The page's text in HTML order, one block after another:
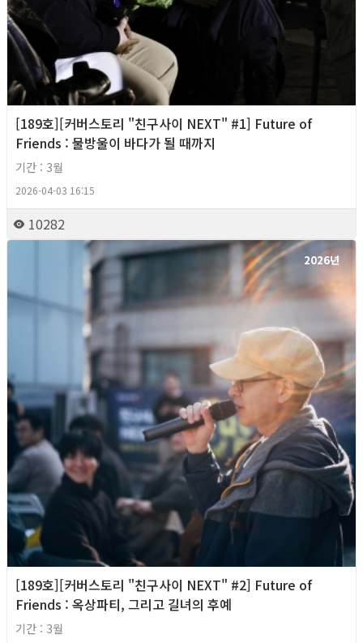
[189호][커버스토리 "친구사이 NEXT" #1] Future of
Friends : 물방울이 바다가 될 때까지
기간 : 3월
2026-04-03 16:15
10282
2026년
[189호][커버스토리 "친구사이 NEXT" #2] Future of
Friends : 옥상파티, 그리고 길녀의 후예
기간 : 3월